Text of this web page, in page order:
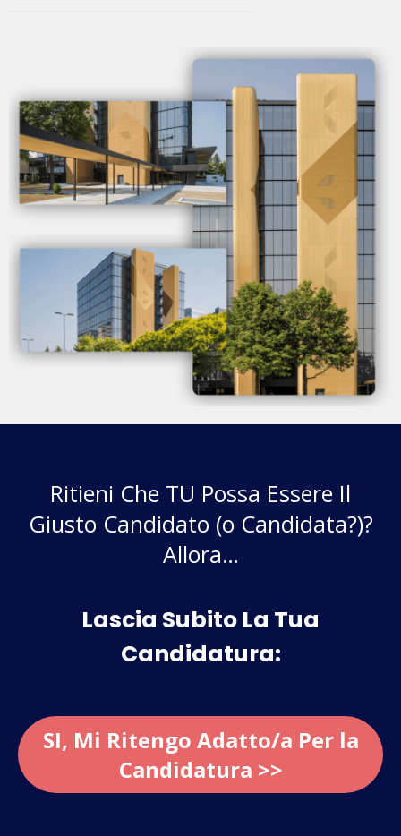
Ritieni Che TU Possa Essere Il
Giusto Candidato (o Candidata?)?
Allora…
Lascia Subito La Tua
Candidatura:
SI, Mi Ritengo Adatto/a Per la
Candidatura >>